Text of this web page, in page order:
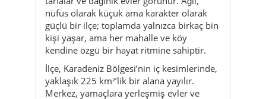
İlçe, Karadeniz Bölgesi’nin iç kesimlerinde,
yaklaşık 225 km²’lik bir alana yayılır.
Merkez, yamaçlara yerleşmiş evler ve
kamu binalarıyla kompakt bir görünüm
sunar; köyler ise vadilere ve yamaçlara
doğru dağılır. Çam ve yapraklı ağaçların
karıştığı ormanlar, aralara serpiştirilmiş
bahçeler, meyve ağaçları ve küçük tarlalar,